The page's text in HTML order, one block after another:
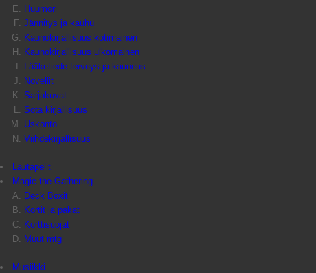
Huumori
Jännitys ja kauhu
Kaunokirjallisuus kotimainen
Kaunokirjallisuus ulkomainen
Lääketiede terveys ja kauneus
Novellit
Sarjakuvat
Sota kirjallisuus
Uskonto
Viihdekirjallisuus
Lautapelit
Magic the Gathering
Deck Boxit
Kortit ja pakat
Korttisuojat
Muut mtg
Musiikki